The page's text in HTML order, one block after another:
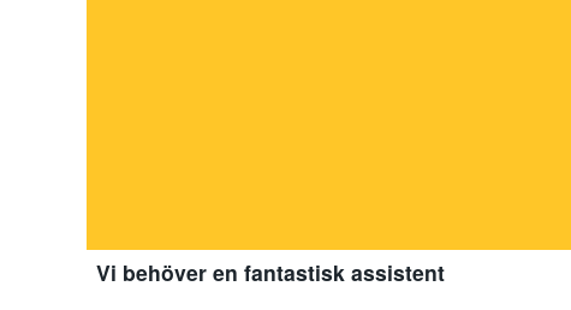
Vi behöver en fantastisk assistent